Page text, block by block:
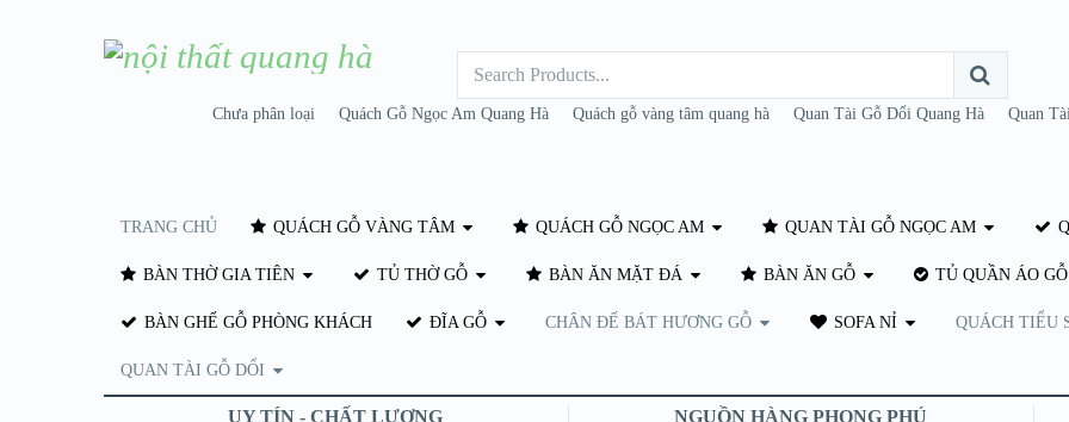
Chưa phân loại Quách Gỗ Ngọc Am Quang Hà Quách gỗ vàng tâm quang hà Quan Tài Gỗ Dổi Quang Hà Quan
TRANG CHỦ QUÁCH GỖ VÀNG TÂM QUÁCH GỖ NGỌC AM QUAN TÀI GỖ NGỌC AM
BÀN THỜ GIA TIÊN TỦ THỜ GỖ BÀN ĂN MẶT ĐÁ BÀN ĂN GỖ TỦ QUẦN ÁO GỖ
BÀN GHẾ GỖ PHÒNG KHÁCH ĐĨA GỖ CHÂN ĐẾ BÁT HƯƠNG GỖ SOFA NỈ QUÁCH TIỂU
QUAN TÀI GỖ DỔI
UY TÍN - CHẤT LƯỢNG NGUỒN HÀNG PHONG PHÚ